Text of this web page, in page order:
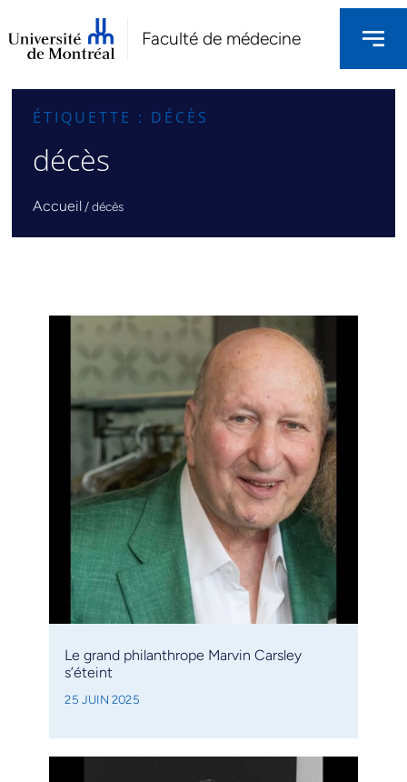
Faculté de médecine
ÉTIQUETTE : DÉCÈS
décès
Accueil /décès
Le grand philanthrope Marvin Carsley
s’éteint
25 JUIN 2025